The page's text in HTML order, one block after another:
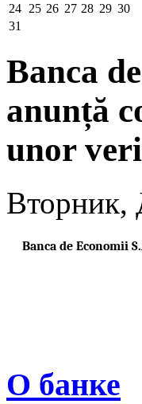
24 25 26 27 28 29 30
31
Banca
anunță
unor
Вторник,
Banca de Economii
О банке